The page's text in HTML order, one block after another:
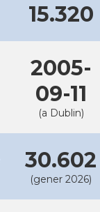
15.320
2005-
09-11
(a Dublin)
30.602
(gener 2026)